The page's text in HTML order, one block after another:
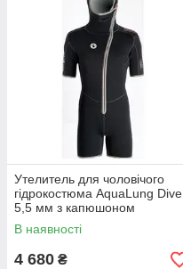
Утелитель для чоловічого
гідрокостюма AquaLung Dive
5,5 мм з капюшоном
В наявності
4 680 ₴